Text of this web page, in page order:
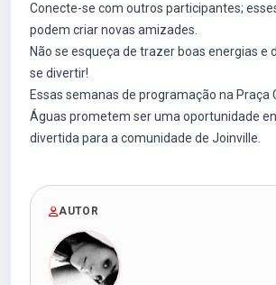
Conecte-se com outros participantes;
podem criar novas amizades.
Não se esqueça de trazer boas energias e
se divertir!
Essas semanas de programação na Praça
Águas prometem ser uma oportunidade
divertida para a comunidade de Joinville.
AUTOR